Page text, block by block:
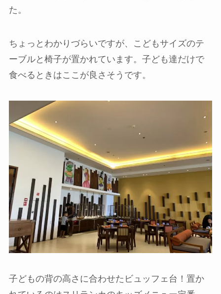
た。
ちょっとわかりづらいですが、こどもサイズのテ
ーブルと椅子が置かれています。子ども達だけで
食べるときはここが良さそうです。
子どもの背の高さに合わせたビュッフェ台！置か